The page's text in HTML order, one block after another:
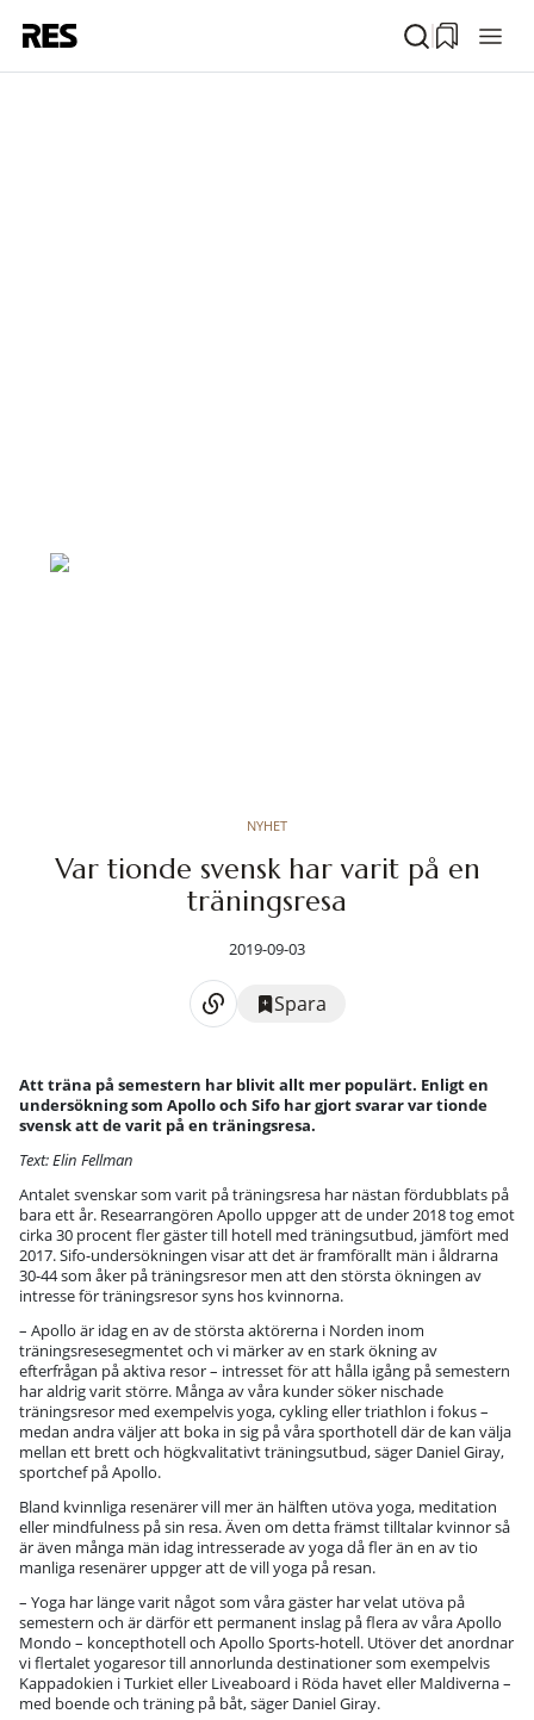
NYHET
Var tionde svensk har varit på en
träningsresa
2019-09-03
Spara
Att träna på semestern har blivit allt mer populärt. Enligt en
undersökning som Apollo och Sifo har gjort svarar var tionde
svensk att de varit på en träningsresa.
Text: Elin Fellman
Antalet svenskar som varit på träningsresa har nästan fördubblats på
bara ett år. Researrangören Apollo uppger att de under 2018 tog emot
cirka 30 procent fler gäster till hotell med träningsutbud, jämfört med
2017. Sifo-undersökningen visar att det är framförallt män i åldrarna
30-44 som åker på träningsresor men att den största ökningen av
intresse för träningsresor syns hos kvinnorna.
– Apollo är idag en av de största aktörerna i Norden inom
träningsresesegmentet och vi märker av en stark ökning av
efterfrågan på aktiva resor – intresset för att hålla igång på semestern
har aldrig varit större. Många av våra kunder söker nischade
träningsresor med exempelvis yoga, cykling eller triathlon i fokus –
medan andra väljer att boka in sig på våra sporthotell där de kan välja
mellan ett brett och högkvalitativt träningsutbud, säger Daniel Giray,
sportchef på Apollo.
Bland kvinnliga resenärer vill mer än hälften utöva yoga, meditation
eller mindfulness på sin resa. Även om detta främst tilltalar kvinnor så
är även många män idag intresserade av yoga då fler än en av tio
manliga resenärer uppger att de vill yoga på resan.
– Yoga har länge varit något som våra gäster har velat utöva på
semestern och är därför ett permanent inslag på flera av våra Apollo
Mondo – koncepthotell och Apollo Sports-hotell. Utöver det anordnar
vi flertalet yogaresor till annorlunda destinationer som exempelvis
Kappadokien i Turkiet eller Liveaboard i Röda havet eller Maldiverna –
med boende och träning på båt, säger Daniel Giray.